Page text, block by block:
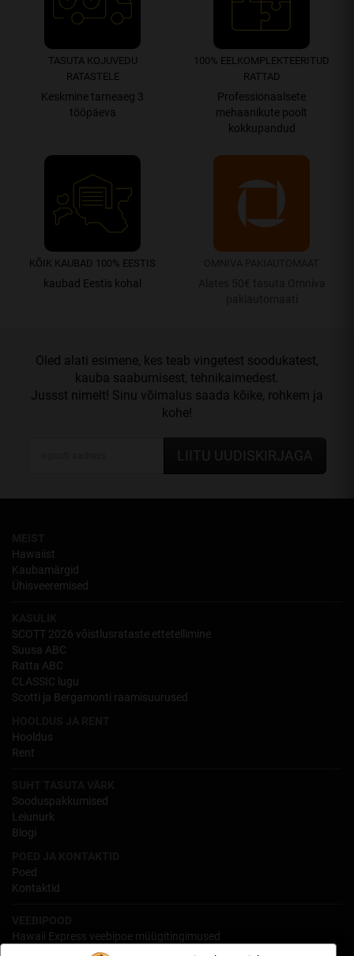
TASUTA KOJUVEDU
RATASTELE
Keskmine tarneaeg 3
tööpäeva
100% EEL­­­­KOMPLEK­TEERITUD
RATTAD
Professionaalsete
mehaanikute poolt
kokkupandud
KÕIK KAUBAD 100% EESTIS
kaubad Eestis kohal
Oled alati esimene, kes teab vingetest soodukatest,
kauba saabumisest, tehnikaimedest.
Jussst nimelt! Sinu võimalus saada kõike, rohkem ja
kohe!
LIITU UUDISKIRJAGA
Hawaiist
Kaubamärgid
Ühisveeremised
SCOTT 2026 võistlusrataste ettetellimine
Suusa ABC
Ratta ABC
CLASSIC lugu
Scotti ja Bergamonti raamisuurused
Hooldus
Rent
Sooduspakkumised
Leiunurk
Blogi
Poed
Kontaktid
Hawaii Express veebipoe müügitingimused
Isikuandmete töötlemine